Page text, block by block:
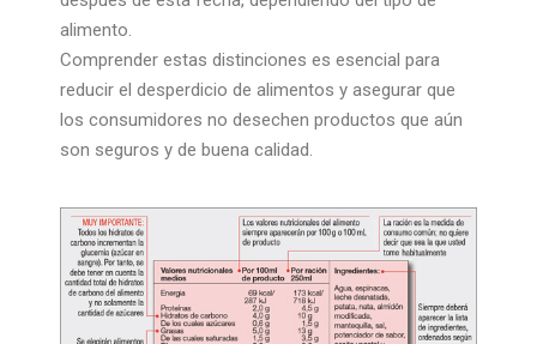
alimento.
Comprender estas distinciones es esencial para
reducir el desperdicio de alimentos y asegurar que
los consumidores no desechen productos que aún
son seguros y de buena calidad.